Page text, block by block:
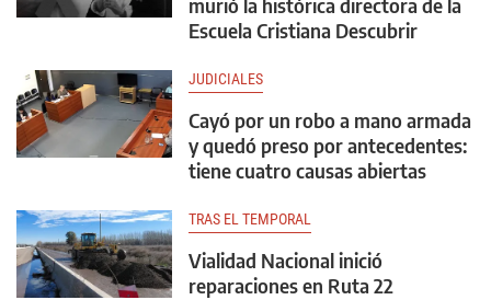
murió la histórica directora de la
Escuela Cristiana Descubrir
JUDICIALES
Cayó por un robo a mano armada
y quedó preso por antecedentes:
tiene cuatro causas abiertas
TRAS EL TEMPORAL
Vialidad Nacional inició
reparaciones en Ruta 22